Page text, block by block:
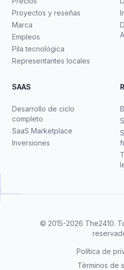
Proyectos y reseñas
Marca
Empleos
Pila tecnológica
Representantes locales
SAAS
Desarrollo de ciclo
completo
SaaS Marketplace
Inversiones
© 2015-2026 The2410.
Política de
Términos de